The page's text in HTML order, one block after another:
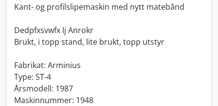
Kant- og profilslipe­maskin med nytt matebånd
Dedpfxsvwfx Ij Anrokr
Brukt, i topp stand, lite brukt, topp utstyr
Fabrikat: Arminius
Type: ST-4
Årsmodell: 1987
Maskinnummer: 1948